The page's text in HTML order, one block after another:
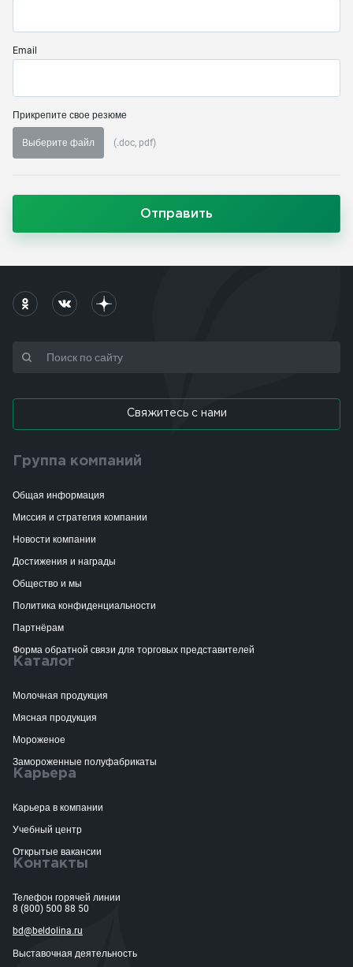
Email
Прикрепите свое резюме
Выберите файл (.doc, pdf)
Отправить
Свяжитесь с нами
Группа компаний
Общая информация
Миссия и стратегия компании
Новости компании
Достижения и награды
Общество и мы
Политика конфиденциальности
Партнёрам
Форма обратной связи для торговых представителей
Каталог
Молочная продукция
Мясная продукция
Мороженое
Замороженные полуфабрикаты
Карьера
Карьера в компании
Учебный центр
Открытые вакансии
Контакты
Телефон горячей линии
8 (800) 500 88 50
bd@beldolina.ru
Выставочная деятельность